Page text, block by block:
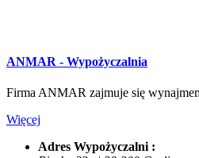
ANMAR - Wypożyczalnia
Firma ANMAR zajmuje się
Więcej
Adres Wypożyczalni :